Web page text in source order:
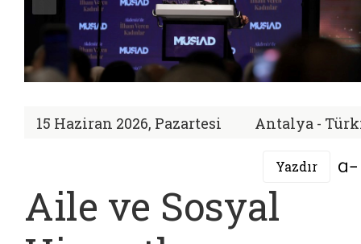
15 Haziran 2026, Pazartesi Antalya -
Yazdır
Aile ve Sosyal